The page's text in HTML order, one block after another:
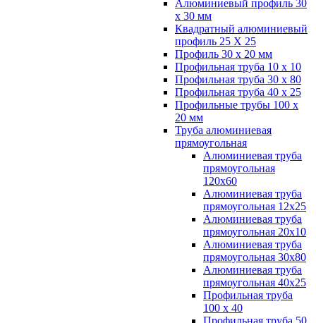
Алюминиевый профиль 30
х 30 мм
Квадратный алюминиевый
профиль 25 Х 25
Профиль 30 х 20 мм
Профильная труба 10 х 10
Профильная труба 30 х 80
Профильная труба 40 х 25
Профильные трубы 100 х
20 мм
Труба алюминиевая
прямоугольная
Алюминиевая труба
прямоугольная
120х60
Алюминиевая труба
прямоугольная 12х25
Алюминиевая труба
прямоугольная 20х10
Алюминиевая труба
прямоугольная 30х80
Алюминиевая труба
прямоугольная 40х25
Профильная труба
100 х 40
Профильная труба 50